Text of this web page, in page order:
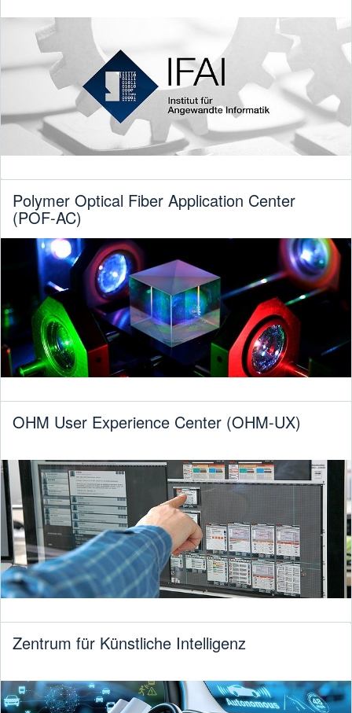
Polymer Optical Fiber Application Center
(POF-AC)
OHM User Experience Center (OHM-UX)
Zentrum für Künstliche Intelligenz